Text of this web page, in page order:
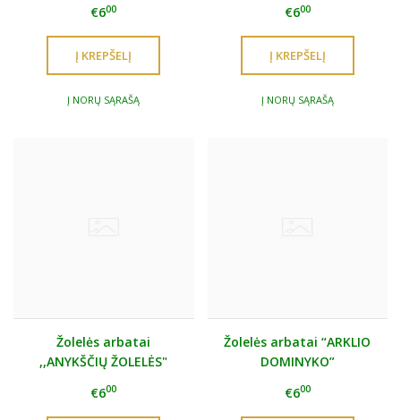
€600
Į NORŲ SĄRAŠĄ
€600
Į NORŲ SĄRAŠĄ
Žolelės arbatai
,,ANYKŠČIŲ ŽOLELĖS"
€600
Žolelės arbatai “ARKLIO
DOMINYKO”
€600